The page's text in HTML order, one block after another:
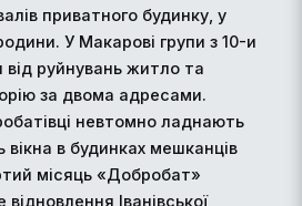
приватного будинку, у
У Макарові групи з 10-и
від руйнувань житло та
за двома адресами.
невтомно ладнають
вікна в будинках мешканців
місяць «Добробат»
Іванівської